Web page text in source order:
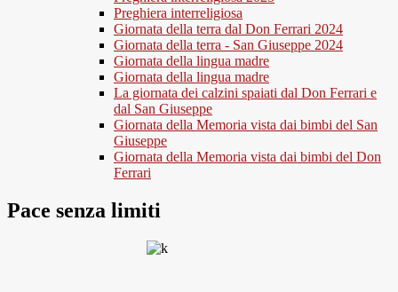
Preghiera interreligiosa
Giornata della terra dal Don Ferrari 2024
Giornata della terra - San Giuseppe 2024
Giornata della lingua madre
Giornata della lingua madre
La giornata dei calzini spaiati dal Don Ferrari e
dal San Giuseppe
Giornata della Memoria vista dai bimbi del San
Giuseppe
Giornata della Memoria vista dai bimbi del Don
Ferrari
Pace senza limiti